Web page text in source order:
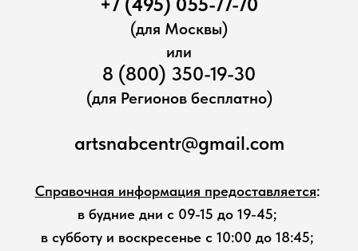
(для Москвы)
или
8 (800) 350-19-30
(для Регионов бесплатно)
artsnabcentr@gmail.com
Справочная информация предоставляется:
в будние дни с 09-15 до 19-45;
в субботу и воскресенье с 10:00 до 18:45;